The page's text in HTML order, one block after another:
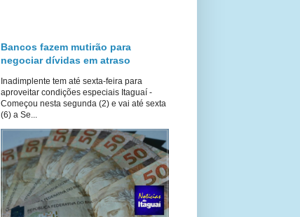
Bancos fazem mutirão para
negociar dívidas em atraso
Inadimplente tem até sexta-feira para
aproveitar condições especiais Itaguaí -
Começou nesta segunda (2) e vai até sexta
(6) a Se...